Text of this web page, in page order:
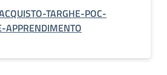
TARGHE-POC-
APPRENDIMENTO